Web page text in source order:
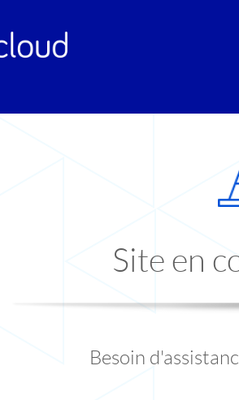
Site en
Besoin